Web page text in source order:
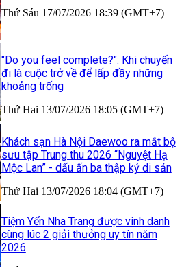
Thứ Sáu 17/07/2026 18:39 (GMT+7)
"Do you feel complete?": Khi chuyến
đi là cuộc trở về để lấp đầy những
khoảng trống
Thứ Hai 13/07/2026 18:05 (GMT+7)
Khách sạn Hà Nội Daewoo ra mắt bộ
sưu tập Trung thu 2026 “Nguyệt Hạ
Mộc Lan” - dấu ấn ba thập kỷ di sản
Thứ Hai 13/07/2026 18:04 (GMT+7)
Tiệm Yến Nha Trang được vinh danh
cùng lúc 2 giải thưởng uy tín năm
2026